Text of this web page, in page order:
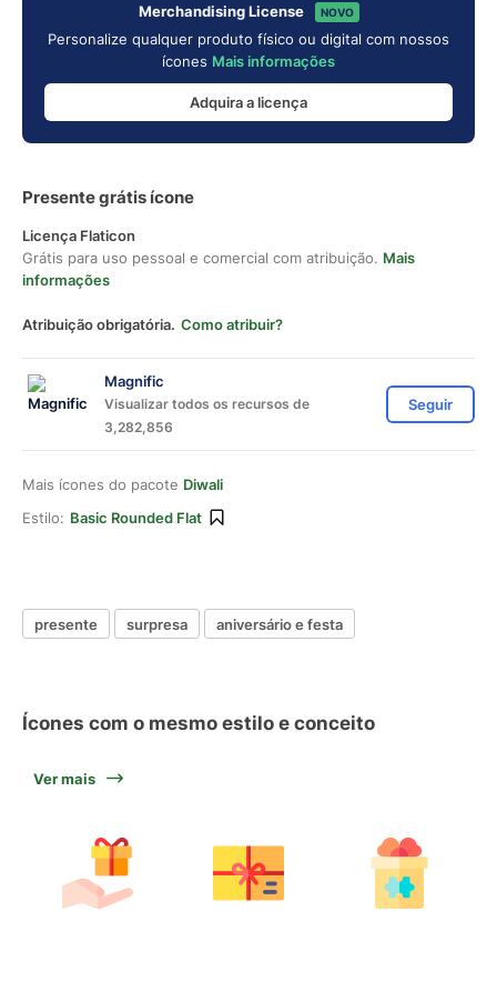
Merchandising License NOVO
Personalize qualquer produto físico ou digital com nossos
ícones Mais informações
Adquira a licença
Presente grátis ícone
Licença Flaticon
Grátis para uso pessoal e comercial com atribuição. Mais
informações
Atribuição obrigatória. Como atribuir?
Magnific
Visualizar todos os recursos de
3,282,856
Seguir
Mais ícones do pacote Diwali
Estilo: Basic Rounded Flat
presente surpresa aniversário e festa
Ícones com o mesmo estilo e conceito
Ver mais